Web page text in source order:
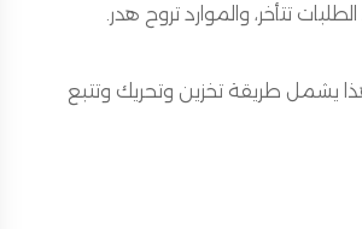
الطلبات تتأخر، والموارد تروح هدر.
يشمل طريقة تخزين وتحريك وتتبع